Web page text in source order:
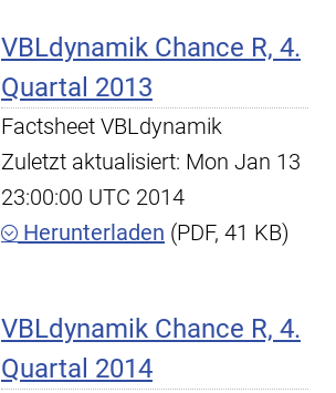
VBLdynamik Chance R, 4.
Quartal 2013
Factsheet VBLdynamik
Zuletzt aktualisiert: Mon Jan 13
23:00:00 UTC 2014
Herunterladen (PDF, 41 KB)
VBLdynamik Chance R, 4.
Quartal 2014